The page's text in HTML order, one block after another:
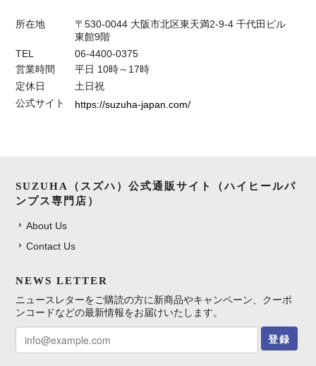
所在地
〒530-0044 大阪市北区東天満2-9-4 千代田ビル
東館9階
TEL
06-4400-0375
営業時間
平日 10時～17時
定休日
土日祝
公式サイト
https://suzuha-japan.com/
SUZUHA（スズハ）公式通販サイト（ハイヒールパ
ンプス専門店）
About Us
Contact Us
NEWS LETTER
ニュースレターをご購読の方に新商品やキャンペーン、クーポ
ンコードなどの最新情報をお届けいたします。
登録